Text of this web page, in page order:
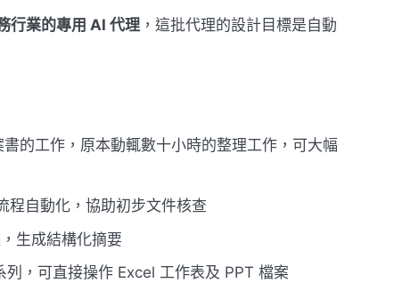
行業的專用 AI 代理 ，這批代理的設計目標是自動
書的工作，原本動輒數十小時的整理工作，可大幅
程自動化，協助初步文件核查
生成結構化摘要
列，可直接操作 Excel 工作表及 PPT 檔案